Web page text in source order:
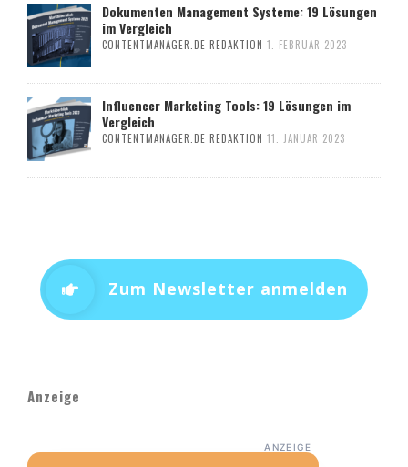
Dokumenten Management Systeme: 19 Lösungen
im Vergleich
CONTENTMANAGER.DE REDAKTION 1. FEBRUAR 2023
Influencer Marketing Tools: 19 Lösungen im
Vergleich
CONTENTMANAGER.DE REDAKTION 11. JANUAR 2023
Zum Newsletter anmelden
Anzeige